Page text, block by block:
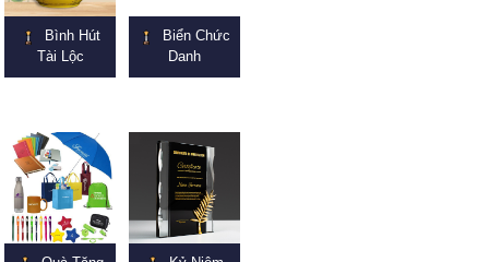
Bình Hút
Tài Lộc
Biển Chức
Danh